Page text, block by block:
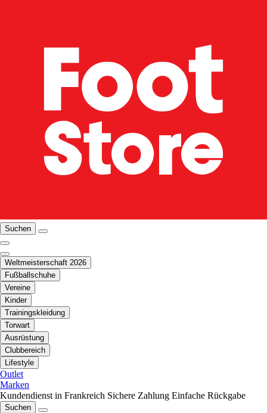
Suchen
Weltmeisterschaft 2026
Fußballschuhe
Vereine
Kinder
Trainingskleidung
Torwart
Ausrüstung
Clubbereich
Lifestyle
Outlet
Marken
Kundendienst in Frankreich Sichere Zahlung Einfache Rückgabe
Suchen